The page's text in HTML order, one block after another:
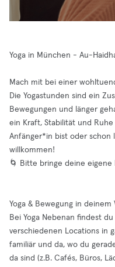
Yoga in München - Au-
Mach mit bei einer
Die Yogastunden sind ein
Bewegungen und länger
ein Kraft, Stabilität und
Anfänger*in bist oder schon
willkommen!
🌀 Bitte bringe deine eigene
Yoga & Bewegung in
Bei Yoga Nebenan findest
verschiedenen Locations in
familiär und da, wo du
da sind (z.B. Cafés, Büros,